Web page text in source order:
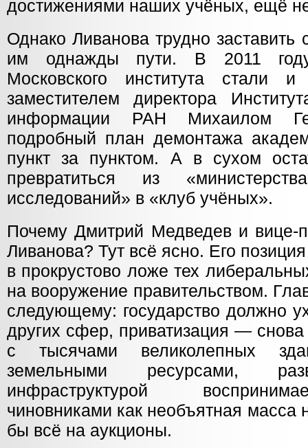
достижениями наших учёных, ещё
Однако Ливанова трудно заставить
им однажды пути. В 2011
Московского института стали
заместителем директора
информации РАН Михаилом
подробный план демонтажа
пункт за пунктом. А в сухом
превратиться из
исследований» в «клуб учёных».
Почему Дмитрий Медведев и вице-
Ливанова? Тут всё ясно. Его
в прокрустово ложе тех
на вооружение правительством.
следующему: государство должно
других сфер, приватизация —
с тысячами великолепных
земельными ресурсами,
инфраструктурой
чиновниками как необъятная масса
бы всё на аукционы.